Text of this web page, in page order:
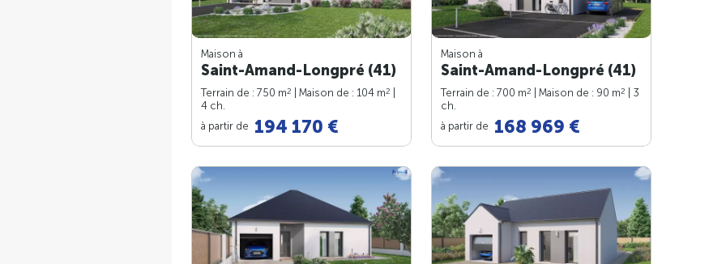
Maison à
Saint-Amand-Longpré (41)
Terrain de : 750 m2 | Maison de : 104 m2
4 ch.
à partir de 194 170 €
Maison à
Saint-Amand-Longpré (41)
Terrain de : 700 m2 | Maison de : 90 m2
| 3
ch.
à partir de 168 969 €